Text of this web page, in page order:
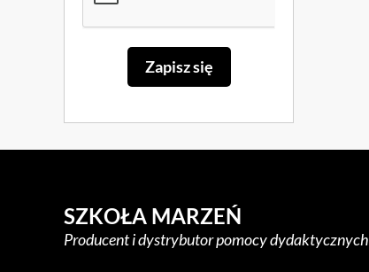
SZKOŁA MARZEŃ
Producent i dystrybutor pomocy dydaktycznych